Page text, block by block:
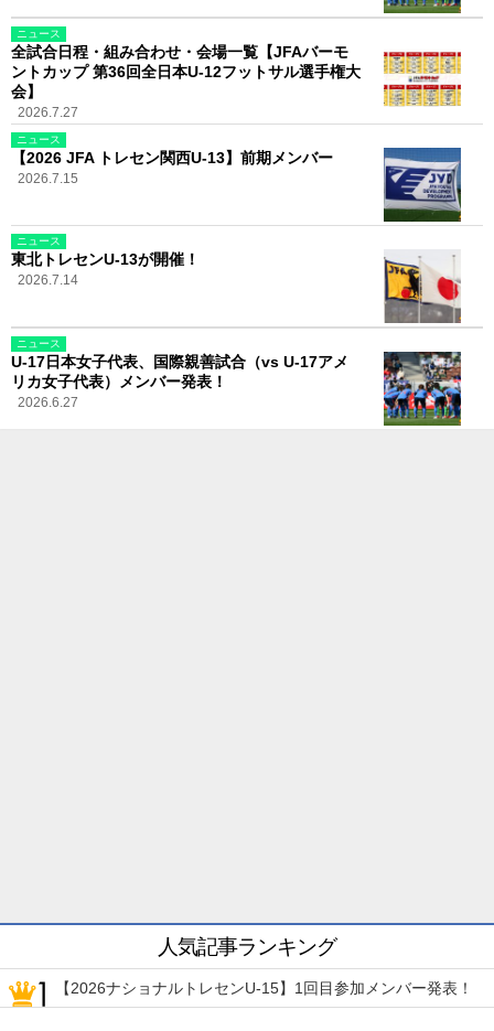
ニュース
全試合日程・組み合わせ・会場一覧【JFAバーモ
ントカップ 第36回全日本U-12フットサル選手権大
会】
2026.7.27
ニュース
【2026 JFA トレセン関西U-13】前期メンバー
2026.7.15
ニュース
東北トレセンU-13が開催！
2026.7.14
ニュース
U-17日本女子代表、国際親善試合（vs U-17アメ
リカ女子代表）メンバー発表！
2026.6.27
人気記事ランキング
【2026ナショナルトレセンU-15】1回目参加メンバー発表！